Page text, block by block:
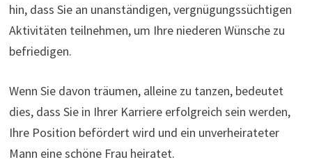
hin, dass Sie an unanständigen, vergnügungssüchtigen
Aktivitäten teilnehmen, um Ihre niederen Wünsche zu
befriedigen.
Wenn Sie davon träumen, alleine zu tanzen, bedeutet
dies, dass Sie in Ihrer Karriere erfolgreich sein werden,
Ihre Position befördert wird und ein unverheirateter
Mann eine schöne Frau heiratet.